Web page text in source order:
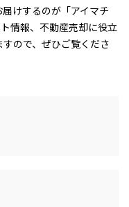
けするのが「アイマチ
情報、不動産売却に役立
ので、ぜひご覧くださ